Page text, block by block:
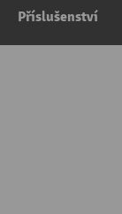
Příslušenství